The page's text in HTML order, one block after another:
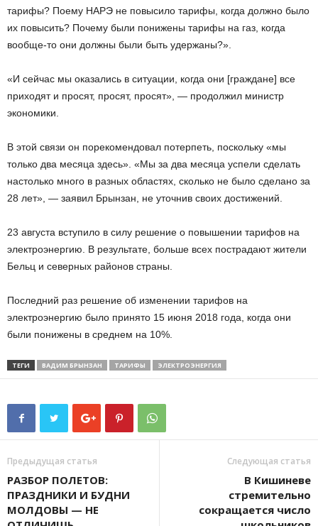
тарифы? Поему НАРЭ не повысило тарифы, когда должно было
их повысить? Почему были понижены тарифы на газ, когда
вообще-то они должны были быть удержаны?».
«И сейчас мы оказались в ситуации, когда они [граждане] все
приходят и просят, просят, просят», — продолжил министр
экономики.
В этой связи он порекомендовал потерпеть, поскольку «мы
только два месяца здесь». «Мы за два месяца успели сделать
настолько много в разных областях, сколько не было сделано за
28 лет», — заявил Брынзан, не уточнив своих достижений.
23 августа вступило в силу решение о повышении тарифов на
электроэнергию. В результате, больше всех пострадают жители
Бельц и северных районов страны.
Последний раз решение об изменении тарифов на
электроэнергию было принято 15 июня 2018 года, когда они
были понижены в среднем на 10%.
ТЕГИ ВАДИМ БРЫНЗАН ТАРИФЫ ЭЛЕКТРОЭНЕРГИЯ
Предыдущая статья
РАЗБОР ПОЛЕТОВ:
ПРАЗДНИКИ И БУДНИ
МОЛДОВЫ — НЕ
Следующая статья
В Кишиневе
стремительно
сокращается число